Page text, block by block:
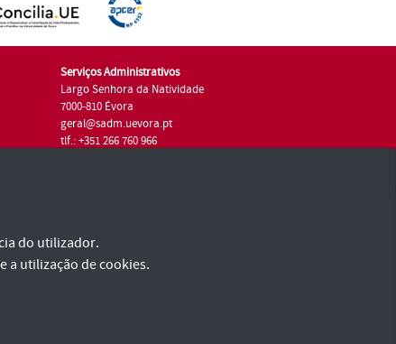
Serviços Administrativos
Largo Senhora da Natividade
7000-810 Évora
geral@sadm.uevora.pt
tlf.: +351 266 760 966
do utilizador.
a utilização de cookies.